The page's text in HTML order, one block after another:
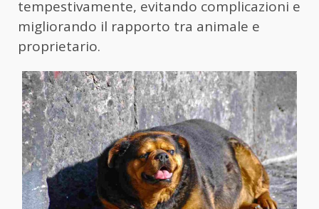
tempestivamente, evitando complicazioni e
migliorando il rapporto tra animale e
proprietario.